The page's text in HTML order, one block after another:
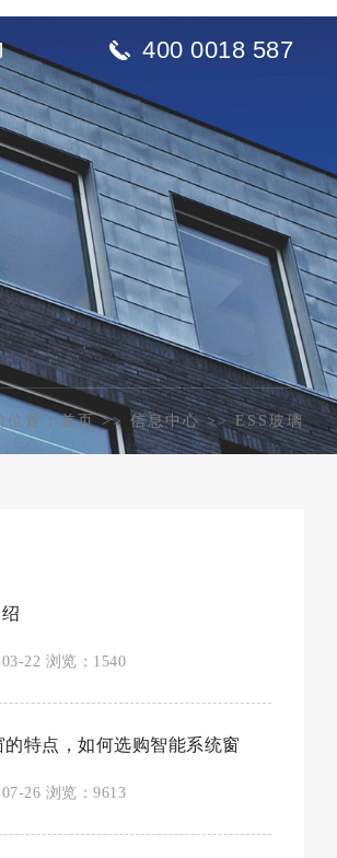
400 0018 587
位置：首页>> 信息中心>>ESS玻璃
22 浏览：1540
的特点，如何选购智能系统窗
26 浏览：9613